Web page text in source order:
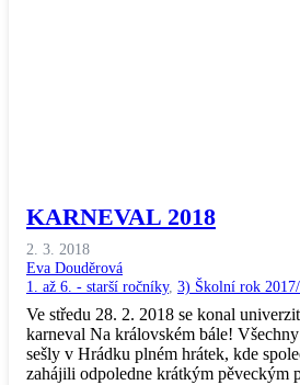
KARNEVAL 2018
2. 3. 2018
Eva Douděrová
1. až 6. - starší ročníky, 3) Školní rok
Ve středu 28. 2. 2018 se konal
karneval Na královském bále!
sešly v Hrádku plném hrátek, kde
zahájili odpoledne krátkým pěveckým